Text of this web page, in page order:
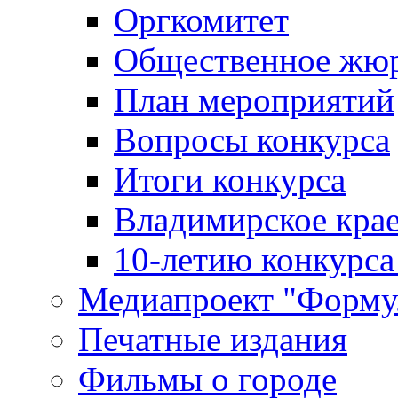
Оргкомитет
Общественное
План мероприятий
Вопросы конкурса
Итоги конкурса
Владимирское
10-летию
Медиапроект
Печатные издания
Фильмы о городе